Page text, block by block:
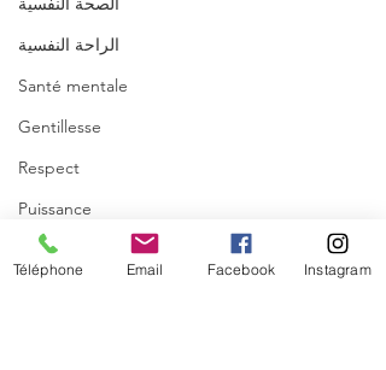
الراحة النفسية
Santé mentale
Gentillesse
Respect
Puissance
Allaitement
Téléphone Email Facebook Instagram